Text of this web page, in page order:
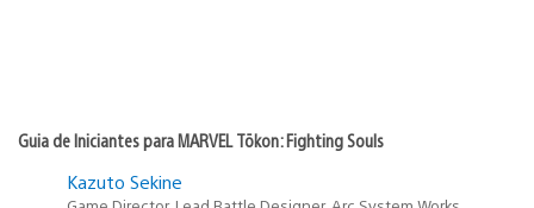
Guia de Iniciantes para MARVEL Tōkon: Fighting Souls
Kazuto Sekine